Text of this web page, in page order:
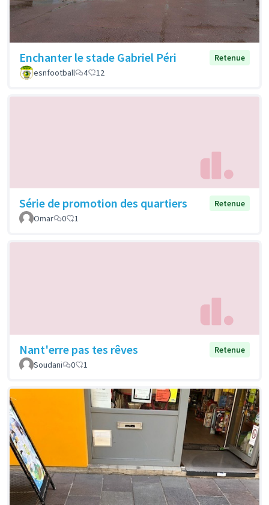
Enchanter le stade Gabriel Péri
Retenue
esnfootball
4 12
Série de promotion des quartiers
Retenue
Omar
0 1
Nant'erre pas tes rêves
Retenue
Soudani
0 1